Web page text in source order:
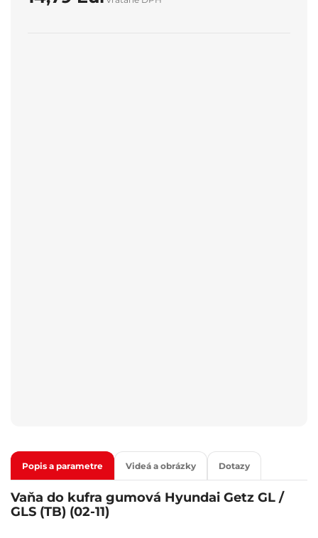
Popis a parametre Videá a obrázky Dotazy
Vaňa do kufra gumová Hyundai Getz GL /
GLS (TB) (02-11)